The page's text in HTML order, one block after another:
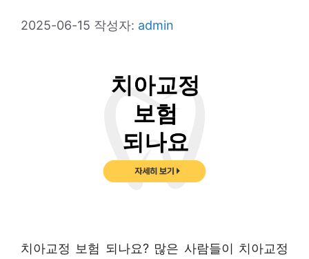
2025-06-15 작성자: admin
치아교정 보험 되나요? 많은 사람들이 치아교정